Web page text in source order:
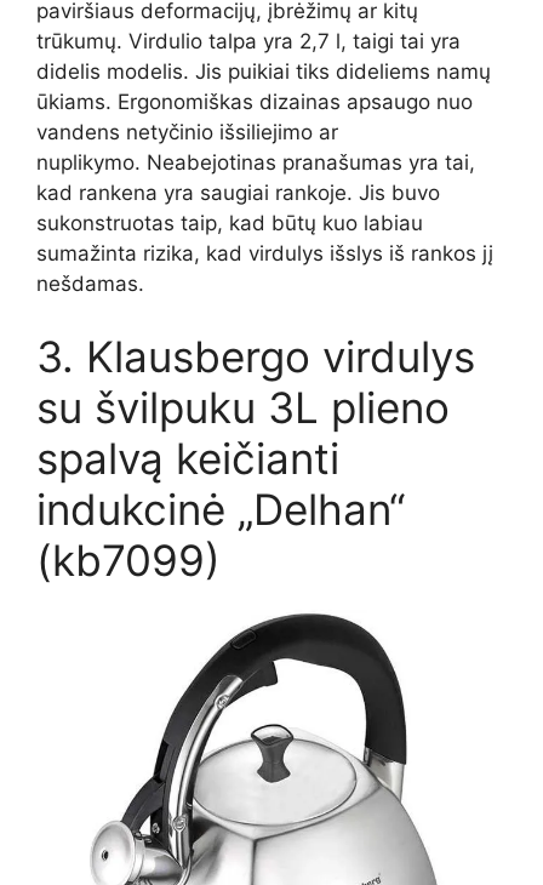
paviršiaus deformacijų, įbrėžimų ar kitų
trūkumų. Virdulio talpa yra 2,7 l, taigi tai yra
didelis modelis. Jis puikiai tiks dideliems namų
ūkiams. Ergonomiškas dizainas apsaugo nuo
vandens netyčinio išsiliejimo ar
nuplikymo. Neabejotinas pranašumas yra tai,
kad rankena yra saugiai rankoje. Jis buvo
sukonstruotas taip, kad būtų kuo labiau
sumažinta rizika, kad virdulys išslys iš rankos jį
nešdamas.
3. Klausbergo virdulys
su švilpuku 3L plieno
spalvą keičianti
indukcinė „Delhan“
(kb7099)